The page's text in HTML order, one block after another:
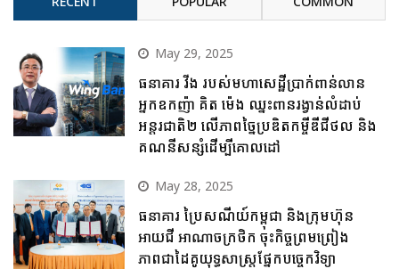
May 29, 2025
ធនាគារ វីង របស់មហាសេដ្ឋីប្រាក់ពាន់លាន
អ្នកឧកញ៉ា គិត ម៉េង ឈ្នះពានរង្វាន់លំដាប់
អន្តរជាតិ២ លើភាពច្នៃប្រឌិតកម្ចីឌីជីថល និង
គណនីសន្សំដើម្បីគោលដៅ
May 28, 2025
ធនាគារ ប្រៃសណីយ៍កម្ពុជា និងក្រុមហ៊ុន
អាយជី អាណាចក្រថិក ចុះកិច្ចព្រមព្រៀង
ភាពជាដៃគូយុទ្ធសាស្ត្រផ្នែកបច្ចេកវិទ្យា